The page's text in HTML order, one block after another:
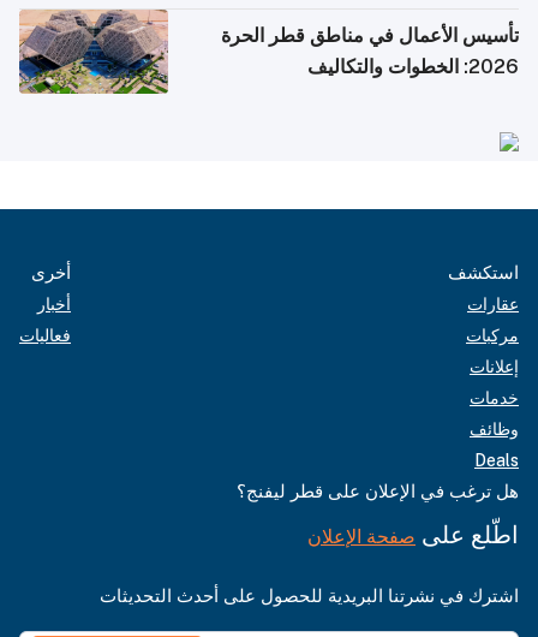
تأسيس الأعمال في مناطق قطر الحرة
2026: الخطوات والتكاليف
استكشف
عقارات
مركبات
إعلانات
خدمات
وظائف
Deals
أخرى
أخبار
فعاليات
هل ترغب في الإعلان على قطر ليفنج؟
اطّلع على صفحة الإعلان
اشترك في نشرتنا البريدية للحصول على أحدث التحديثات